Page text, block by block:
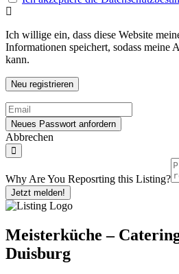
Ich willige ein, dass diese Website
Informationen speichert, sodass meine
kann.
Abbrechen
Why Are You Reposrting this Listing?
Jetzt melden!
Meisterküche –
Duisburg